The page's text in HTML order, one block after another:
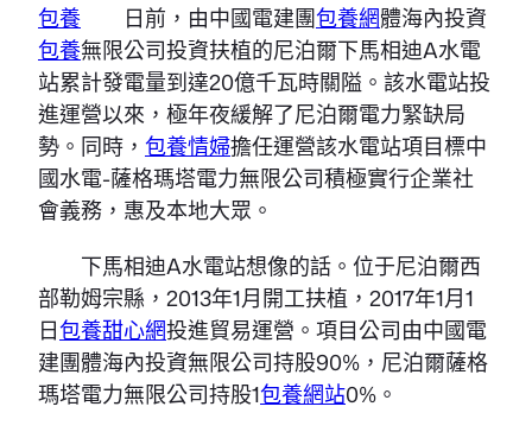
包養 日前，由中國電建團包養網體海內投資
包養無限公司投資扶植的尼泊爾下馬相迪A水電
站累計發電量到達20億千瓦時關隘。該水電站投
進運營以來，極年夜緩解了尼泊爾電力緊缺局
勢。同時， 包養情婦擔任運營該水電站項目標中
國水電-薩格瑪塔電力無限公司積極實行企業社
會義務，惠及本地大眾。
下馬相迪A水電站想像的話。位于尼泊爾西
部勒姆宗縣，2013年1月開工扶植，2017年1月1
日包養甜心網投進貿易運營。項目公司由中國電
建團體海內投資無限公司持股90%，尼泊爾薩格
瑪塔電力無限公司持股1包養網站0%。